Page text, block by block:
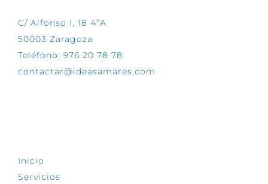
C/ Alfonso I, 18 4ºA
50003 Zaragoza
Teléfono: 976 20 78 78
contactar@ideasamares.com
Inicio
Servicios